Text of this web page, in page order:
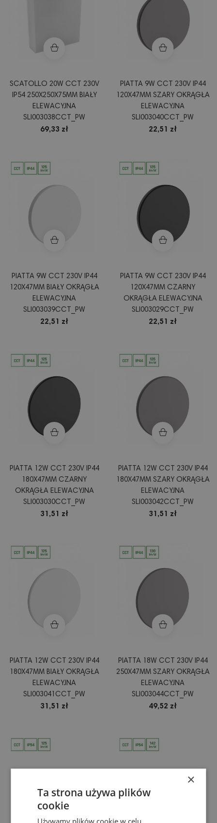
SCATOLLO 20W CCT 230V
IP54 250X250X75MM BIAŁY
ELEWACYJNA
SLI003038CCT_PW
69,33 zł
PIATTA 9W CCT 230V IP44
120X47MM SZARY OKRĄGŁA
ELEWACYJNA
SLI003040CCT_PW
22,51 zł
PIATTA 9W CCT 230V IP44
120X47MM BIAŁY OKRĄGŁA
ELEWACYJNA
SLI003039CCT_PW
22,51 zł
PIATTA 9W CCT 230V IP44
120X47MM CZARNY
OKRĄGŁA ELEWACYJNA
SLI003029CCT_PW
22,51 zł
PIATTA 12W CCT 230V IP44
180X47MM CZARNY
OKRĄGŁA ELEWACYJNA
SLI003030CCT_PW
31,51 zł
PIATTA 12W CCT 230V IP44
180X47MM SZARY OKRĄGŁA
ELEWACYJNA
SLI003042CCT_PW
31,51 zł
PIATTA 12W CCT 230V IP44
180X47MM BIAŁY OKRĄGŁA
ELEWACYJNA
SLI003041CCT_PW
31,51 zł
PIATTA 18W CCT 230V IP44
250X47MM SZARY OKRĄGŁA
ELEWACYJNA
SLI003044CCT_PW
49,52 zł
×
Ta strona używa plików
cookie
Używamy plików cookie w celu